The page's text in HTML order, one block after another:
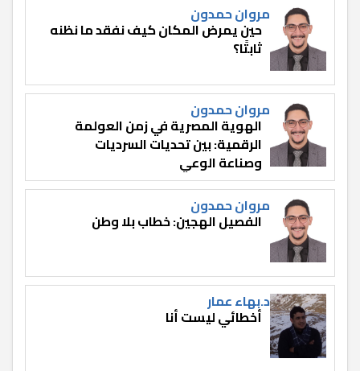
مروان حمدون
حين يمرض المكان كيف نفقد ما نظنه
ثابتًا؟
مروان حمدون
الهوية المصرية في زمن العولمة
الرقمية: بين تحديات السرديات
وصناعة الوعي
مروان حمدون
الفصيل الهجين: خطاب بلا وطن
د.بهاء عمار
أخطائي ليست أنا